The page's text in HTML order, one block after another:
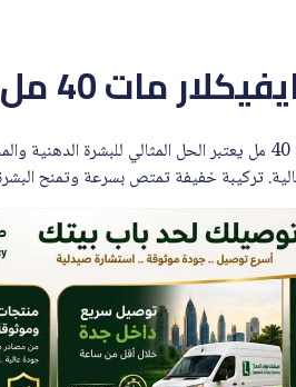
مات 40 مل
منتج لاروش بوزيه ايفيكلار مات 40 مل يعتبر الحل
تركيبة خفيفة تمتص بسرعة وتمنح